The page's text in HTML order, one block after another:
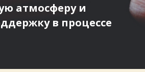
атмосферу и
в процессе